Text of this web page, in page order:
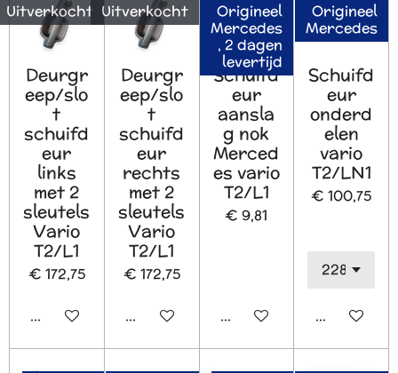
Uitverkocht
Deurgr
eep/slo
t
schuifd
eur
links
met 2
sleutels
Vario
T2/L1
€ 172,75
Houd mij op de hoogte
Uitverkocht
Deurgr
eep/slo
t
schuifd
eur
rechts
met 2
sleutels
Vario
T2/L1
€ 172,75
Houd mij op de hoogte
Origineel
Mercedes
, 2 dagen
levertijd
Schuifd
eur
aansla
g nok
Merced
es vario
T2/L1
€ 9,81
In winkelwagen
Origineel
Mercedes
Schuifd
eur
onderd
elen
vario
T2/LN1
€ 100,75
In